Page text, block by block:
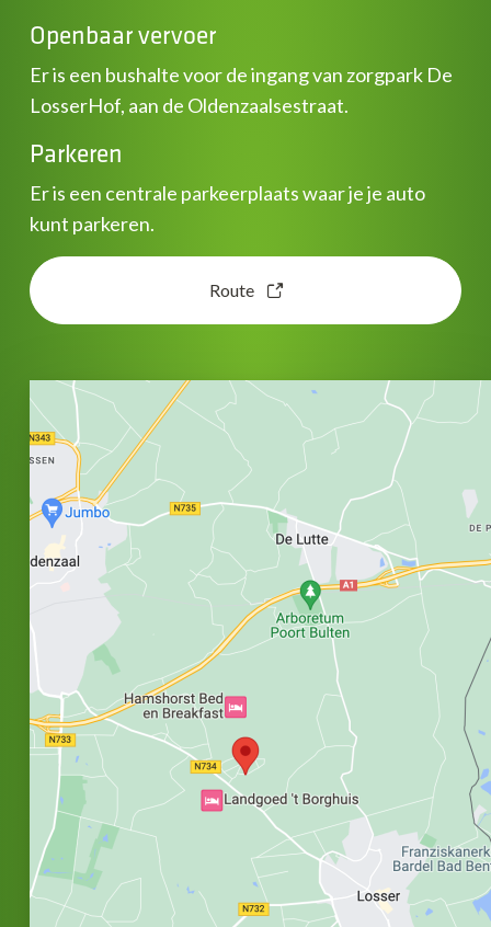
Openbaar vervoer
Er is een bushalte voor de ingang van zorgpark De
LosserHof, aan de Oldenzaalsestraat.
Parkeren
Er is een centrale parkeerplaats waar je je auto
kunt parkeren.
Route